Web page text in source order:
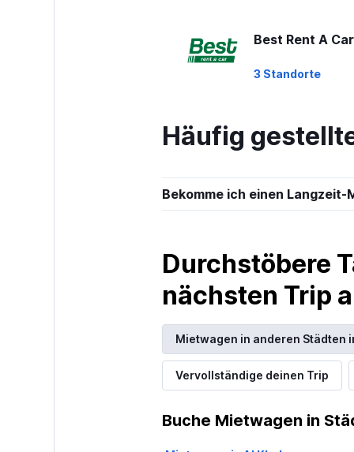
Best Rent A Car
3 Standorte
Hertz
1 Standort
1 Standort
Sunnycars
1 Standort
Enterprise
Häufig
Bekomme ich einen Langzeit-
Durchstöbere
nächsten Trip
Mietwagen in anderen Städten
Vervollständige deinen Trip
Buche Mietwagen in